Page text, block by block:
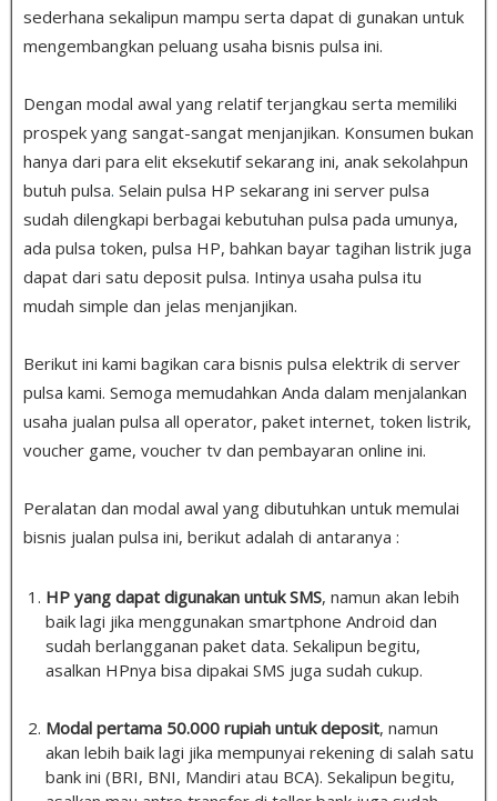
sederhana sekalipun mampu serta dapat di gunakan untuk
mengembangkan peluang usaha bisnis pulsa ini.
Dengan modal awal yang relatif terjangkau serta memiliki
prospek yang sangat-sangat menjanjikan. Konsumen bukan
hanya dari para elit eksekutif sekarang ini, anak sekolahpun
butuh pulsa. Selain pulsa HP sekarang ini server pulsa
sudah dilengkapi berbagai kebutuhan pulsa pada umunya,
ada pulsa token, pulsa HP, bahkan bayar tagihan listrik juga
dapat dari satu deposit pulsa. Intinya usaha pulsa itu
mudah simple dan jelas menjanjikan.
Berikut ini kami bagikan cara bisnis pulsa elektrik di server
pulsa kami. Semoga memudahkan Anda dalam menjalankan
usaha jualan pulsa all operator, paket internet, token listrik,
voucher game, voucher tv dan pembayaran online ini.
Peralatan dan modal awal yang dibutuhkan untuk memulai
bisnis jualan pulsa ini, berikut adalah di antaranya :
HP yang dapat digunakan untuk SMS, namun akan lebih
baik lagi jika menggunakan smartphone Android dan
sudah berlangganan paket data. Sekalipun begitu,
asalkan HPnya bisa dipakai SMS juga sudah cukup.
Modal pertama 50.000 rupiah untuk deposit, namun
akan lebih baik lagi jika mempunyai rekening di salah satu
bank ini (BRI, BNI, Mandiri atau BCA). Sekalipun begitu,